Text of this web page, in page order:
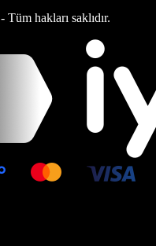
- Tüm hakları saklıdır.